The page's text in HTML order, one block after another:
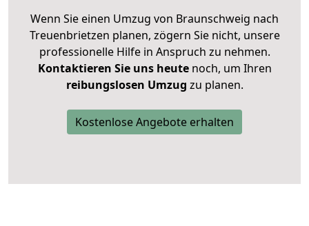
Wenn Sie einen Umzug von Braunschweig nach
Treuenbrietzen planen, zögern Sie nicht, unsere
professionelle Hilfe in Anspruch zu nehmen.
Kontaktieren Sie uns heutenoch, um Ihren
reibungslosen Umzug zu planen.
Kostenlose Angebote erhalten